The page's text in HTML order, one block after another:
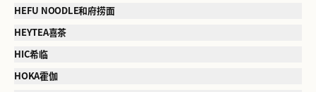
HEFU NOODLE和府捞面
HEYTEA喜茶
HIC希临
HOKA霍伽